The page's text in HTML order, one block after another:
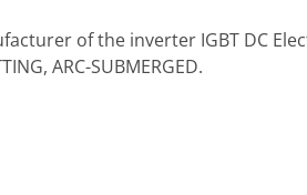
of the inverter IGBT DC
ARC-SUBMERGED.